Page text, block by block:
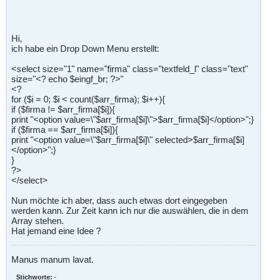
Hi,
ich habe ein Drop Down Menu erstellt:
<select size="1" name="firma" class="textfeld_l" class="text"
size="<? echo $eingf_br; ?>"
<?
for ($i = 0; $i < count($arr_firma); $i++){
if ($firma != $arr_firma[$i]){
print "<option value=\"$arr_firma[$i]\">$arr_firma[$i]</option>";}
if ($firma == $arr_firma[$i]){
print "<option value=\"$arr_firma[$i]\" selected>$arr_firma[$i]
</option>";}
}
?>
</select>
Nun möchte ich aber, dass auch etwas dort eingegeben
werden kann. Zur Zeit kann ich nur die auswählen, die in dem
Array stehen.
Hat jemand eine Idee ?
Manus manum lavat.
Stichworte: -